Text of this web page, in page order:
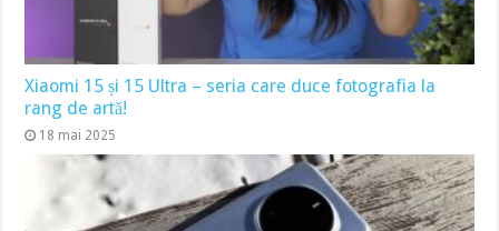
Xiaomi 15 și 15 Ultra – seria care duce fotografia la
rang de artă!
18 mai 2025